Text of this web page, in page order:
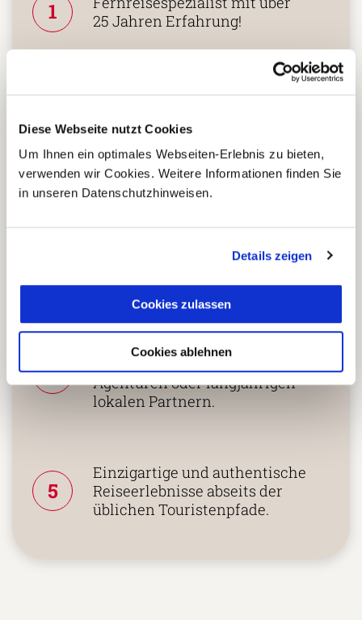
Diese Webseite nutzt Cookies
Um Ihnen ein optimales Webseiten-Erlebnis zu bieten,
verwenden wir Cookies. Weitere Informationen finden Sie
in unseren Datenschutzhinweisen.
Details zeigen
Cookies zulassen
Cookies ablehnen
1
25 Jahren Erfahrung!
Persönliche Beratung durch
Länderspezialisten.
Mehrfach mit
nachhaltiges Unternehmen
4
Zusammenarbeit in den
Agenturen oder langjährigen
lokalen Partnern.
5
Einzigartige und authentische
Reiseerlebnisse abseits der
üblichen Touristenpfade.